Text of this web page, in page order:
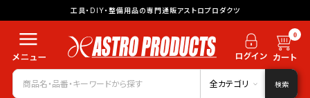
工具・DIY・整備用品の専門通販アストロプロダクツ
0
全カテゴリ 検索